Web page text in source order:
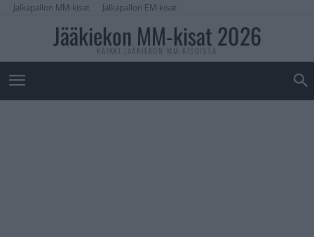
Jalkapallon MM-kisat Jalkapallon EM-kisat
Jääkiekon MM-kisat 2026
KAIKKI JÄÄKIEKON MM-KISOISTA